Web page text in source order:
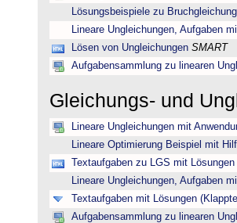
Lösungsbeispiele zu
Lineare Ungleichungen, Aufgaben
Lösen von Ungleichungen SMART
Aufgabensammlung zu linearen
Gleichungs- und
Lineare Ungleichungen mit
Lineare Optimierung Beispiel mit
Textaufgaben zu LGS mit Lösungen
Lineare Ungleichungen, Aufgaben
Textaufgaben mit Lösungen
Aufgabensammlung zu linearen